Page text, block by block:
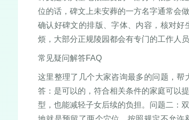
位的话，碑文上未安葬的一方名字通常会
确认好碑文的排版、字体、内容，核对
烦，大部分正规陵园都会有专门的工作人
常见疑问解答FAQ
这里整理了几个大家咨询最多的问题，
答：是可以的，符合相关条件的家庭可以
型，也能减轻子女后续的负担。问题二：